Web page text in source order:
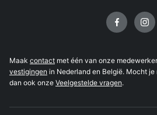
Maak contact met één van onze
vestigingen in Nederland en België. Mocht
dan ook onze Veelgestelde vragen.